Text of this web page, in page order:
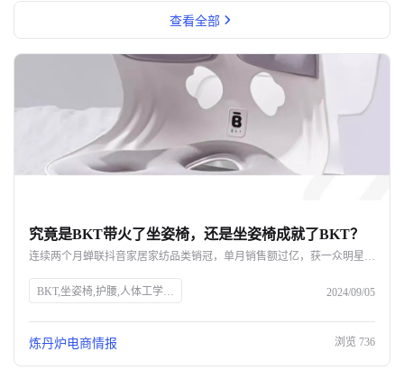
查看全部
究竟是BKT带火了坐姿椅，还是坐姿椅成就了BKT？
连续两个月蝉联抖音家居家纺品类销冠，单月销售额过亿，获一众明星网红力挺，BKT如何凭借一款坐姿椅实现声量销量双开花？ 即便不断被质疑是“智商税”，好评率却依旧高达98%，成为打工人的新一代工位搭子，BKT坐姿椅爆单的背后，又命中了哪些网红密码？ 究竟是BKT带火了坐姿椅，还是坐姿椅成就了BKT呢？
BKT,坐姿椅,护腰,人体工学,抖音,家居家纺,销量,网红,品牌力,电商布局,直播带货,消费者需求 2024/09/05
炼丹炉电商情报 浏览 736